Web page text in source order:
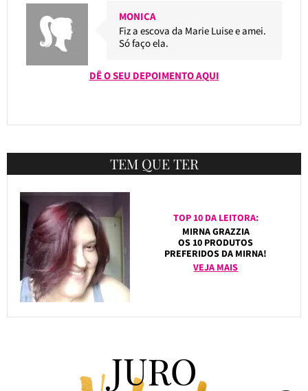
MONICA
Fiz a escova da Marie Luise e amei.
Só faço ela.
DÊ O SEU DEPOIMENTO AQUI
TEM QUE TER
TOP 10 DA LEITORA:
MIRNA GRAZZIA
OS 10 PRODUTOS
PREFERIDOS DA MIRNA!
VEJA MAIS